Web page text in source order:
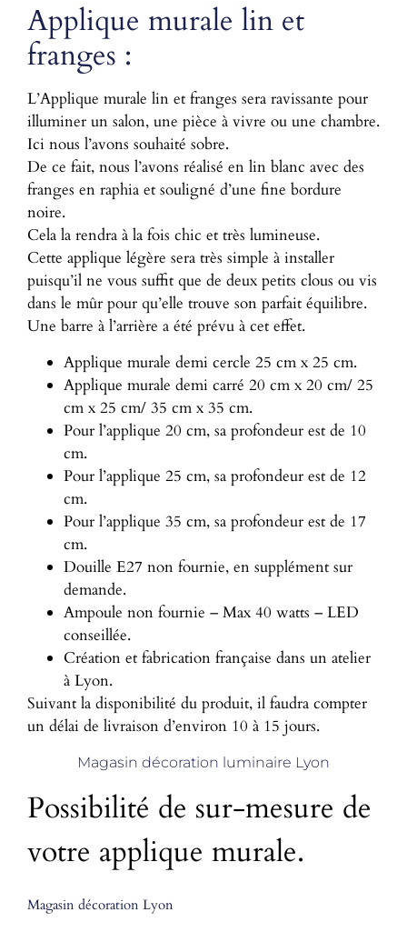
Applique murale lin et
franges :
L’Applique murale lin et franges sera ravissante pour
illuminer un salon, une pièce à vivre ou une chambre.
Ici nous l’avons souhaité sobre.
De ce fait, nous l’avons réalisé en lin blanc avec des
franges en raphia et souligné d’une fine bordure
noire.
Cela la rendra à la fois chic et très lumineuse.
Cette applique légère sera très simple à installer
puisqu’il ne vous suffit que de deux petits clous ou vis
dans le mûr pour qu’elle trouve son parfait équilibre.
Une barre à l’arrière a été prévu à cet effet.
Applique murale demi cercle 25 cm x 25 cm.
Applique murale demi carré 20 cm x 20 cm/ 25
cm x 25 cm/ 35 cm x 35 cm.
Pour l’applique 20 cm, sa profondeur est de 10
cm.
Pour l’applique 25 cm, sa profondeur est de 12
cm.
Pour l’applique 35 cm, sa profondeur est de 17
cm.
Douille E27 non fournie, en supplément sur
demande.
Ampoule non fournie – Max 40 watts – LED
conseillée.
Création et fabrication française dans un atelier
à Lyon.
Suivant la disponibilité du produit, il faudra compter
un délai de livraison d’environ 10 à 15 jours.
Magasin décoration luminaire Lyon
Possibilité de sur-mesure de
votre applique murale.
Magasin décoration Lyon